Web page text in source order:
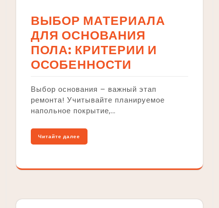
ВЫБОР МАТЕРИАЛА
ДЛЯ ОСНОВАНИЯ
ПОЛА: КРИТЕРИИ И
ОСОБЕННОСТИ
Выбор основания – важный этап
ремонта! Учитывайте планируемое
напольное покрытие,…
Читайте далее